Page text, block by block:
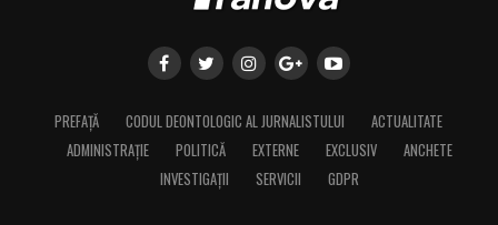
PREFAȚĂ CODUL DEONTOLOGIC AL JURNALISTULUI
ACTUALITATE
ADMINISTRAȚIE
POLITICĂ EXTERNE EXCLUSIV
ANCHETE
INVESTIGAȚII
SERVICII GDPR